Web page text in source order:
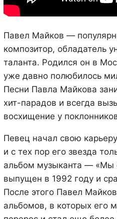
Павел Майков —
композитор, обладатель
таланта. Родился он в
уже давно полюбилось
Песни Павла Майкова
хит-парадов и всегда
восхищение у
Певец начал свою
и с тех пор его звезда
альбом музыканта — «Мы
выпущен в 1992 году и
После этого Павел
альбомов, в которых его